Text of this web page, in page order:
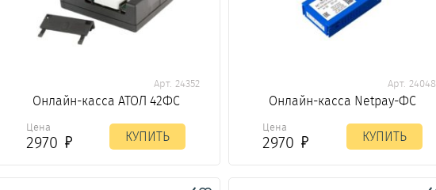
Арт. 24352
Онлайн-касса АТОЛ 42ФС
Цена
2970 КУПИТЬ
Арт. 24048
Онлайн-касса Netpay-ФС
Цена
2970 КУПИТЬ